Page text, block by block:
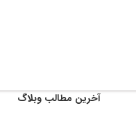
آخرین مطالب وبلاگ